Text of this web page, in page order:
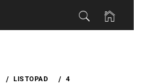
LISTOPAD 4